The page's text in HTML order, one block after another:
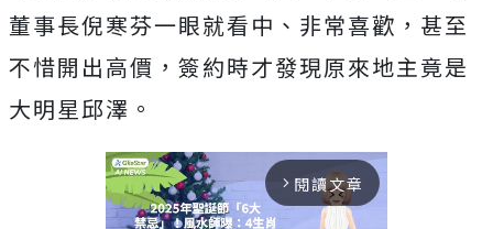
董事長倪寒芬一眼就看中、非常喜歡，甚至
不惜開出高價，簽約時才發現原來地主竟是
大明星邱澤。
arrow_forward_ios 閱讀文章